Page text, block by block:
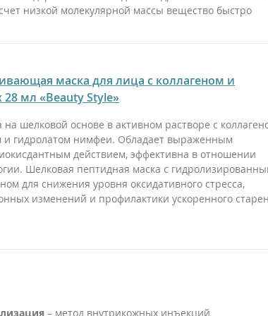
низкой молекулярной массы вещество быстро
маска для лица с коллагеном и
мл «Beauty Style»
на шелковой основе в активном растворе с
и гидролатом нимфеи. Обладает выраженным
действием, эффективна в отношении
Шелковая пептидная маска с
для снижения уровня оксидативного стресса,
изменений и профилактики ускоренного
– метод внутрикожных инъекций